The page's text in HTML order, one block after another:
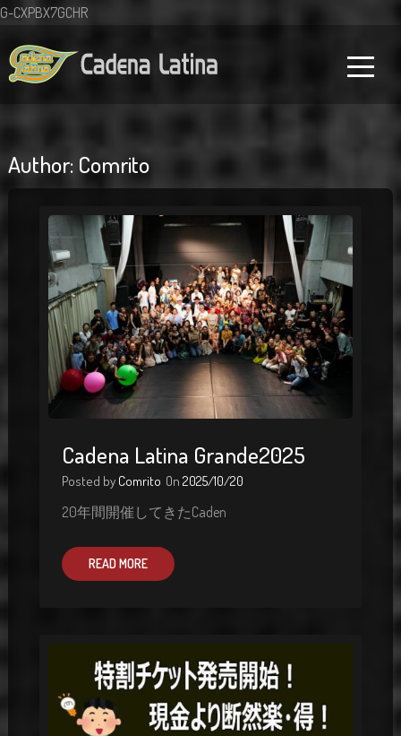
G-CXPBX7GCHR
Author: Comrito
Cadena Latina Grande2025
Posted by Comrito On 2025/10/20
20年間開催してきたCaden
READ MORE